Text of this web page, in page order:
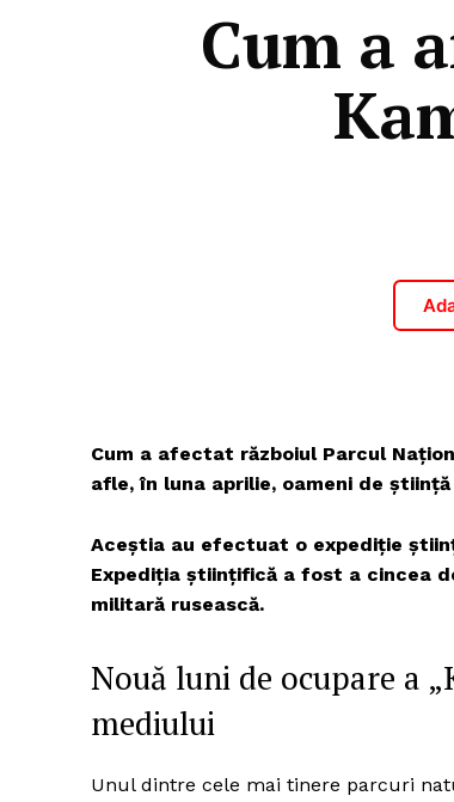
Cum a
Cum a afectat războiul Parcul
afle, în luna aprilie, oameni de
Aceștia au efectuat o expediție
Expediția științifică a fost a cincea
militară rusească.
Nouă luni de ocupare a
mediului
Unul dintre cele mai tinere parcuri